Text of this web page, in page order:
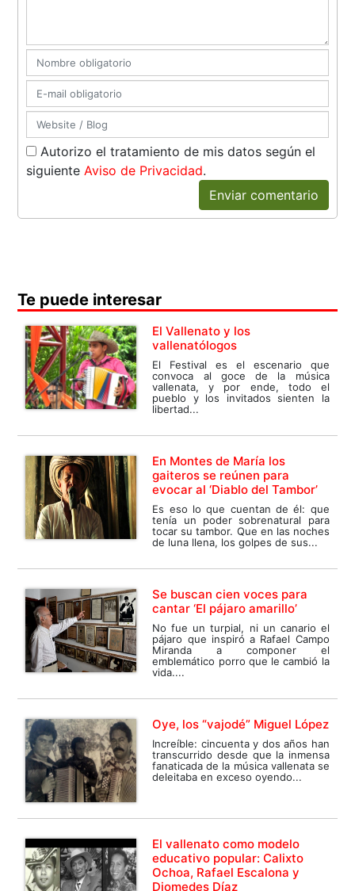
Autorizo el tratamiento de mis datos según el
siguienteAviso de Privacidad.
Enviar comentario
Te puede interesar
El Vallenato y los
vallenatólogos
El Festival es el escenario que
convoca al goce de la música
vallenata, y por ende, todo el
pueblo y los invitados sienten la
libertad...
En Montes de María los
gaiteros se reúnen para
evocar al ‘Diablo del Tambor’
Es eso lo que cuentan de él: que
tenía un poder sobrenatural para
tocar su tambor. Que en las noches
de luna llena, los golpes de sus...
Se buscan cien voces para
cantar ‘El pájaro amarillo’
No fue un turpial, ni un canario el
pájaro que inspiró a Rafael Campo
Miranda a componer el
emblemático porro que le cambió la
vida....
Oye, los “vajodé” Miguel López
Increíble: cincuenta y dos años han
transcurrido desde que la inmensa
fanaticada de la música vallenata se
deleitaba en exceso oyendo...
El vallenato como modelo
educativo popular: Calixto
Ochoa, Rafael Escalona y
Diomedes Díaz